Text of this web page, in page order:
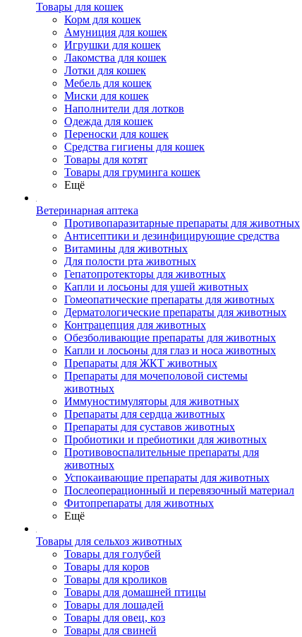
Товары для кошек
Корм для кошек
Амуниция для кошек
Игрушки для кошек
Лакомства для кошек
Лотки для кошек
Мебель для кошек
Миски для кошек
Наполнители для лотков
Одежда для кошек
Переноски для кошек
Средства гигиены для кошек
Товары для котят
Товары для груминга кошек
Ещё
Ветеринарная аптека
Противопаразитарные препараты для животных
Антисептики и дезинфицирующие средства
Витамины для животных
Для полости рта животных
Гепатопротекторы для животных
Капли и лосьоны для ушей животных
Гомеопатические препараты для животных
Дерматологические препараты для животных
Контрацепция для животных
Обезболивающие препараты для животных
Капли и лосьоны для глаз и носа животных
Препараты для ЖКТ животных
Препараты для мочеполовой системы
животных
Иммуностимуляторы для животных
Препараты для сердца животных
Препараты для суставов животных
Пробиотики и пребиотики для животных
Противовоспалительные препараты для
животных
Успокаивающие препараты для животных
Послеоперационный и перевязочный материал
Фитопрепараты для животных
Ещё
Товары для сельхоз животных
Товары для голубей
Товары для коров
Товары для кроликов
Товары для домашней птицы
Товары для лошадей
Товары для овец, коз
Товары для свиней